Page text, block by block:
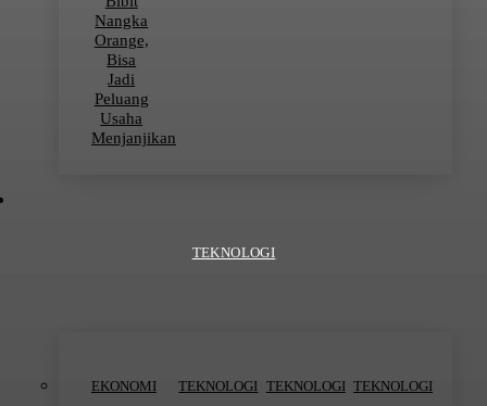
Nangka
Orange,
Bisa
Jadi
Peluang
Usaha
Menjanjikan
TEKNOLOGI
EKONOMI TEKNOLOGI TEKNOLOGI TEKNOLOGI